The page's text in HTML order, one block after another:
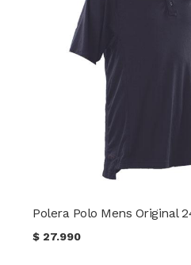
$ 27.990